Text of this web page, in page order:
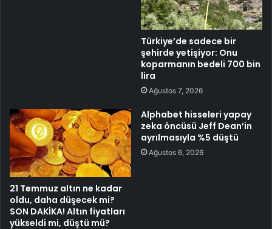
Türkiye’de sadece bir
şehirde yetişiyor: Onu
koparmanın bedeli 700 bin
lira
Ağustos 7, 2026
21 Temmuz altın ne kadar
oldu, daha düşecek mi?
SON DAKİKA! Altın fiyatları
yükseldi mi, düştü mü?
Alphabet hisseleri yapay
zeka öncüsü Jeff Dean’in
ayrılmasıyla %5 düştü
Ağustos 6, 2026